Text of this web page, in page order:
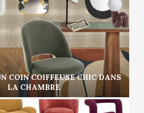
COIN COIFFEUSE CHIC DANS
LA CHAMBRE